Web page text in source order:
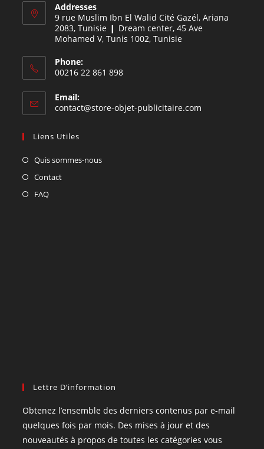
Addresses
9 rue Muslim Ibn El Walid Cité Gazél, Ariana
2083, Tunisie ❙ Dream center, 45 Ave
Mohamed V, Tunis 1002, Tunisie
Phone:
00216 22 861 898
Email:
contact@store-objet-publicitaire.com
Liens Utiles
Quis sommes-nous
Contact
FAQ
Lettre D’information
Obtenez l’ensemble des derniers contenus par e-mail
quelques fois par mois. Des mises à jour et des
nouveautés à propos de toutes les catégories vous